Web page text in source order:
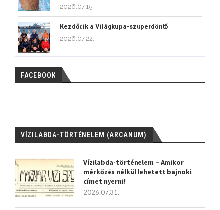
2026.07.15.
Kezdődik a Világkupa-szuperdöntő
2026.07.22.
FACEBOOK
VÍZILABDA-TÖRTÉNELEM (ARCANUM)
Vízilabda-történelem – Amikor
mérkőzés nélkül lehetett bajnoki
címet nyerni!
2026.07.31.